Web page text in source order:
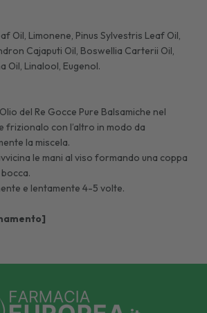
Oil, Limonene, Pinus Sylvestris Leaf Oil,
Cajaputi Oil, Boswellia Carterii Oil,
Oil, Linalool, Eugenol.
del Re Gocce Pure Balsamiche nel
frizionalo con l’altro in modo da
la miscela.
le mani al viso formando una coppa
e lentamente 4-5 volte.